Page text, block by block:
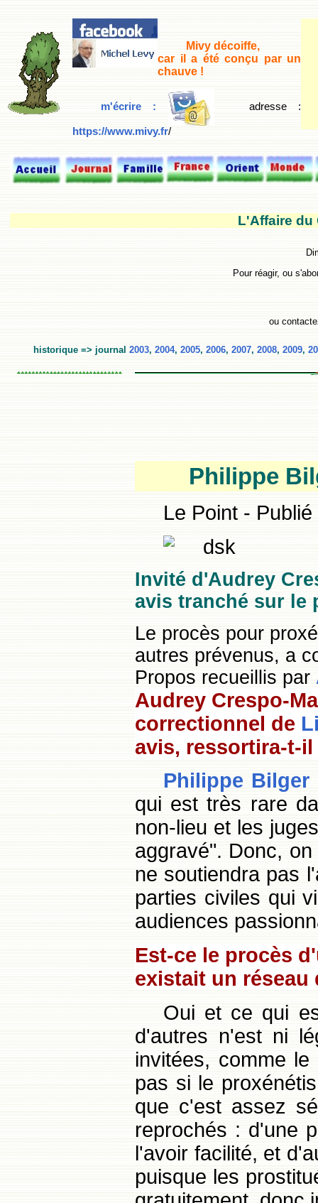
Mivy décoiffe,
car il a été conçu par un
chauve !
m'écrire : adresse:
https://www.mivy.fr/
L'Affaire du
Pour réagir, ou
ou
historique => journal 2003, 2004, 2005, 2006, 2007, 2008, 2009,
Philippe
Le Point -
Invité d'Audrey
avis tranché sur le
Le procès pour
autres prévenus, a
Propos recueillis par
Audrey Crespo-
correctionnel de
avis, ressortira-t-
Philippe Bilger
qui est très rare
non-lieu et les
aggravé". Donc,
ne soutiendra pas
parties civiles qui
audiences
Est-ce le procès
existait un
Oui et ce qui
d'autres n'est ni
invitées, comme
pas si le
que c'est assez
reprochés : d'une
l'avoir facilité, et
puisque les